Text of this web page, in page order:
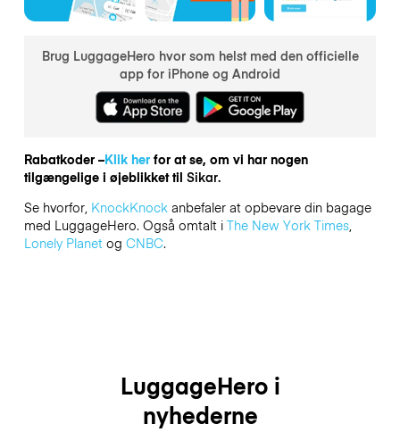
Brug LuggageHero hvor som helst med den officielle
app for iPhone og Android
Rabatkoder –Klik herfor at se, om vi har nogen
tilgængelige i øjeblikket til Sikar.
Se hvorfor, KnockKnockanbefaler at opbevare din bagage
med LuggageHero. Også omtalt i The New York Times,
Lonely Planetog CNBC.
LuggageHero i
nyhederne